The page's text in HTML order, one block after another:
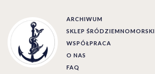
ARCHIWUM
SKLEP ŚRÓDZIEMNOMORSKI
WSPÓŁPRACA
O NAS
FAQ